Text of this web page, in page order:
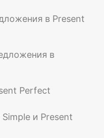
в Present
в
Perfect
и Present